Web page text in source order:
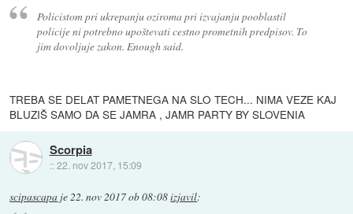
Policistom pri ukrepanju oziroma pri izvajanju pooblastil
policije ni potrebno upoštevati cestno prometnih predpisov. To
jim dovoljuje zakon. Enough said.
TREBA SE DELAT PAMETNEGA NA SLO TECH... NIMA VEZE KAJ
BLUZIŠ SAMO DA SE JAMRA , JAMR PARTY BY SLOVENIA
Scorpia
::22. nov 2017, 15:09
scipascapa je 22. nov 2017 ob 08:08izjavil: